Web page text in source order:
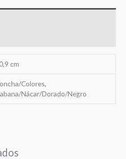
cm
Colores,
Nácar/Dorado/Negro